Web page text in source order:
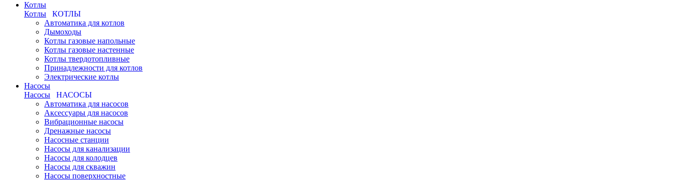
Котлы
Котлы
КОТЛЫ
Автоматика для котлов
Дымоходы
Котлы газовые напольные
Котлы газовые настенные
Котлы твердотопливные
Принадлежности для котлов
Электрические котлы
Насосы
Насосы
НАСОСЫ
Автоматика для насосов
Аксессуары для насосов
Вибрационные насосы
Дренажные насосы
Насосные станции
Насосы для канализации
Насосы для колодцев
Насосы для скважин
Насосы поверхностные